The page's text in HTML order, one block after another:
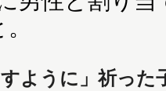
ように」祈った